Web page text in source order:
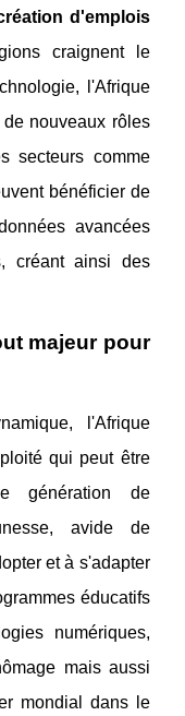
d'emplois
craignent le
l'Afrique
nouveaux rôles
secteurs comme
bénéficier de
avancées
créant ainsi des
majeur pour
l'Afrique
qui peut être
génération de
avide de
et à s'adapter
éducatifs
numériques,
mais aussi
mondial dans le